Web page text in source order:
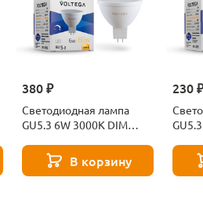
380 ₽
Светодиодная лампа
GU5.3 6W 3000K DIM
В корзину
230